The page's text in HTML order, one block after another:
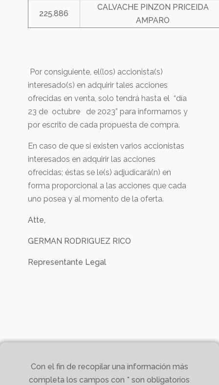
225.886
CALVACHE PINZON PRICEIDA
AMPARO
Por consiguiente, el(los) accionista(s)
interesado(s) en adquirir tales acciones
ofrecidas en venta, solo tendrá hasta el “día
23 de octubre de 2023” para informarnos y
por escrito de cada propuesta de compra.
En caso de que si existen varios accionistas
interesados en adquirir las acciones
ofrecidas; éstas se le(s) adjudicará(n) en
forma proporcional a las acciones que cada
uno posea y al momento de la oferta.
Atte,
GERMAN RODRIGUEZ RICO
Representante Legal
Con el fin de recopilar una información más
completa los campos con * son obligatorios